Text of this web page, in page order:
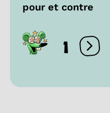
pour et contre
1